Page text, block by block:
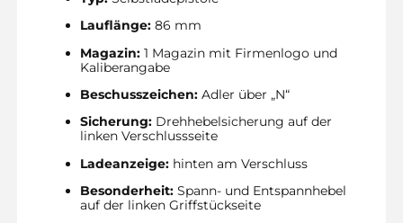
Lauflänge:86 mm
Magazin:1 Magazin mit Firmenlogo und
Kaliberangabe
Beschusszeichen:Adler über „N“
Sicherung:Drehhebelsicherung auf der
linken Verschlussseite
Ladeanzeige:hinten am Verschluss
Besonderheit:Spann- und Entspannhebel
auf der linken Griffstückseite